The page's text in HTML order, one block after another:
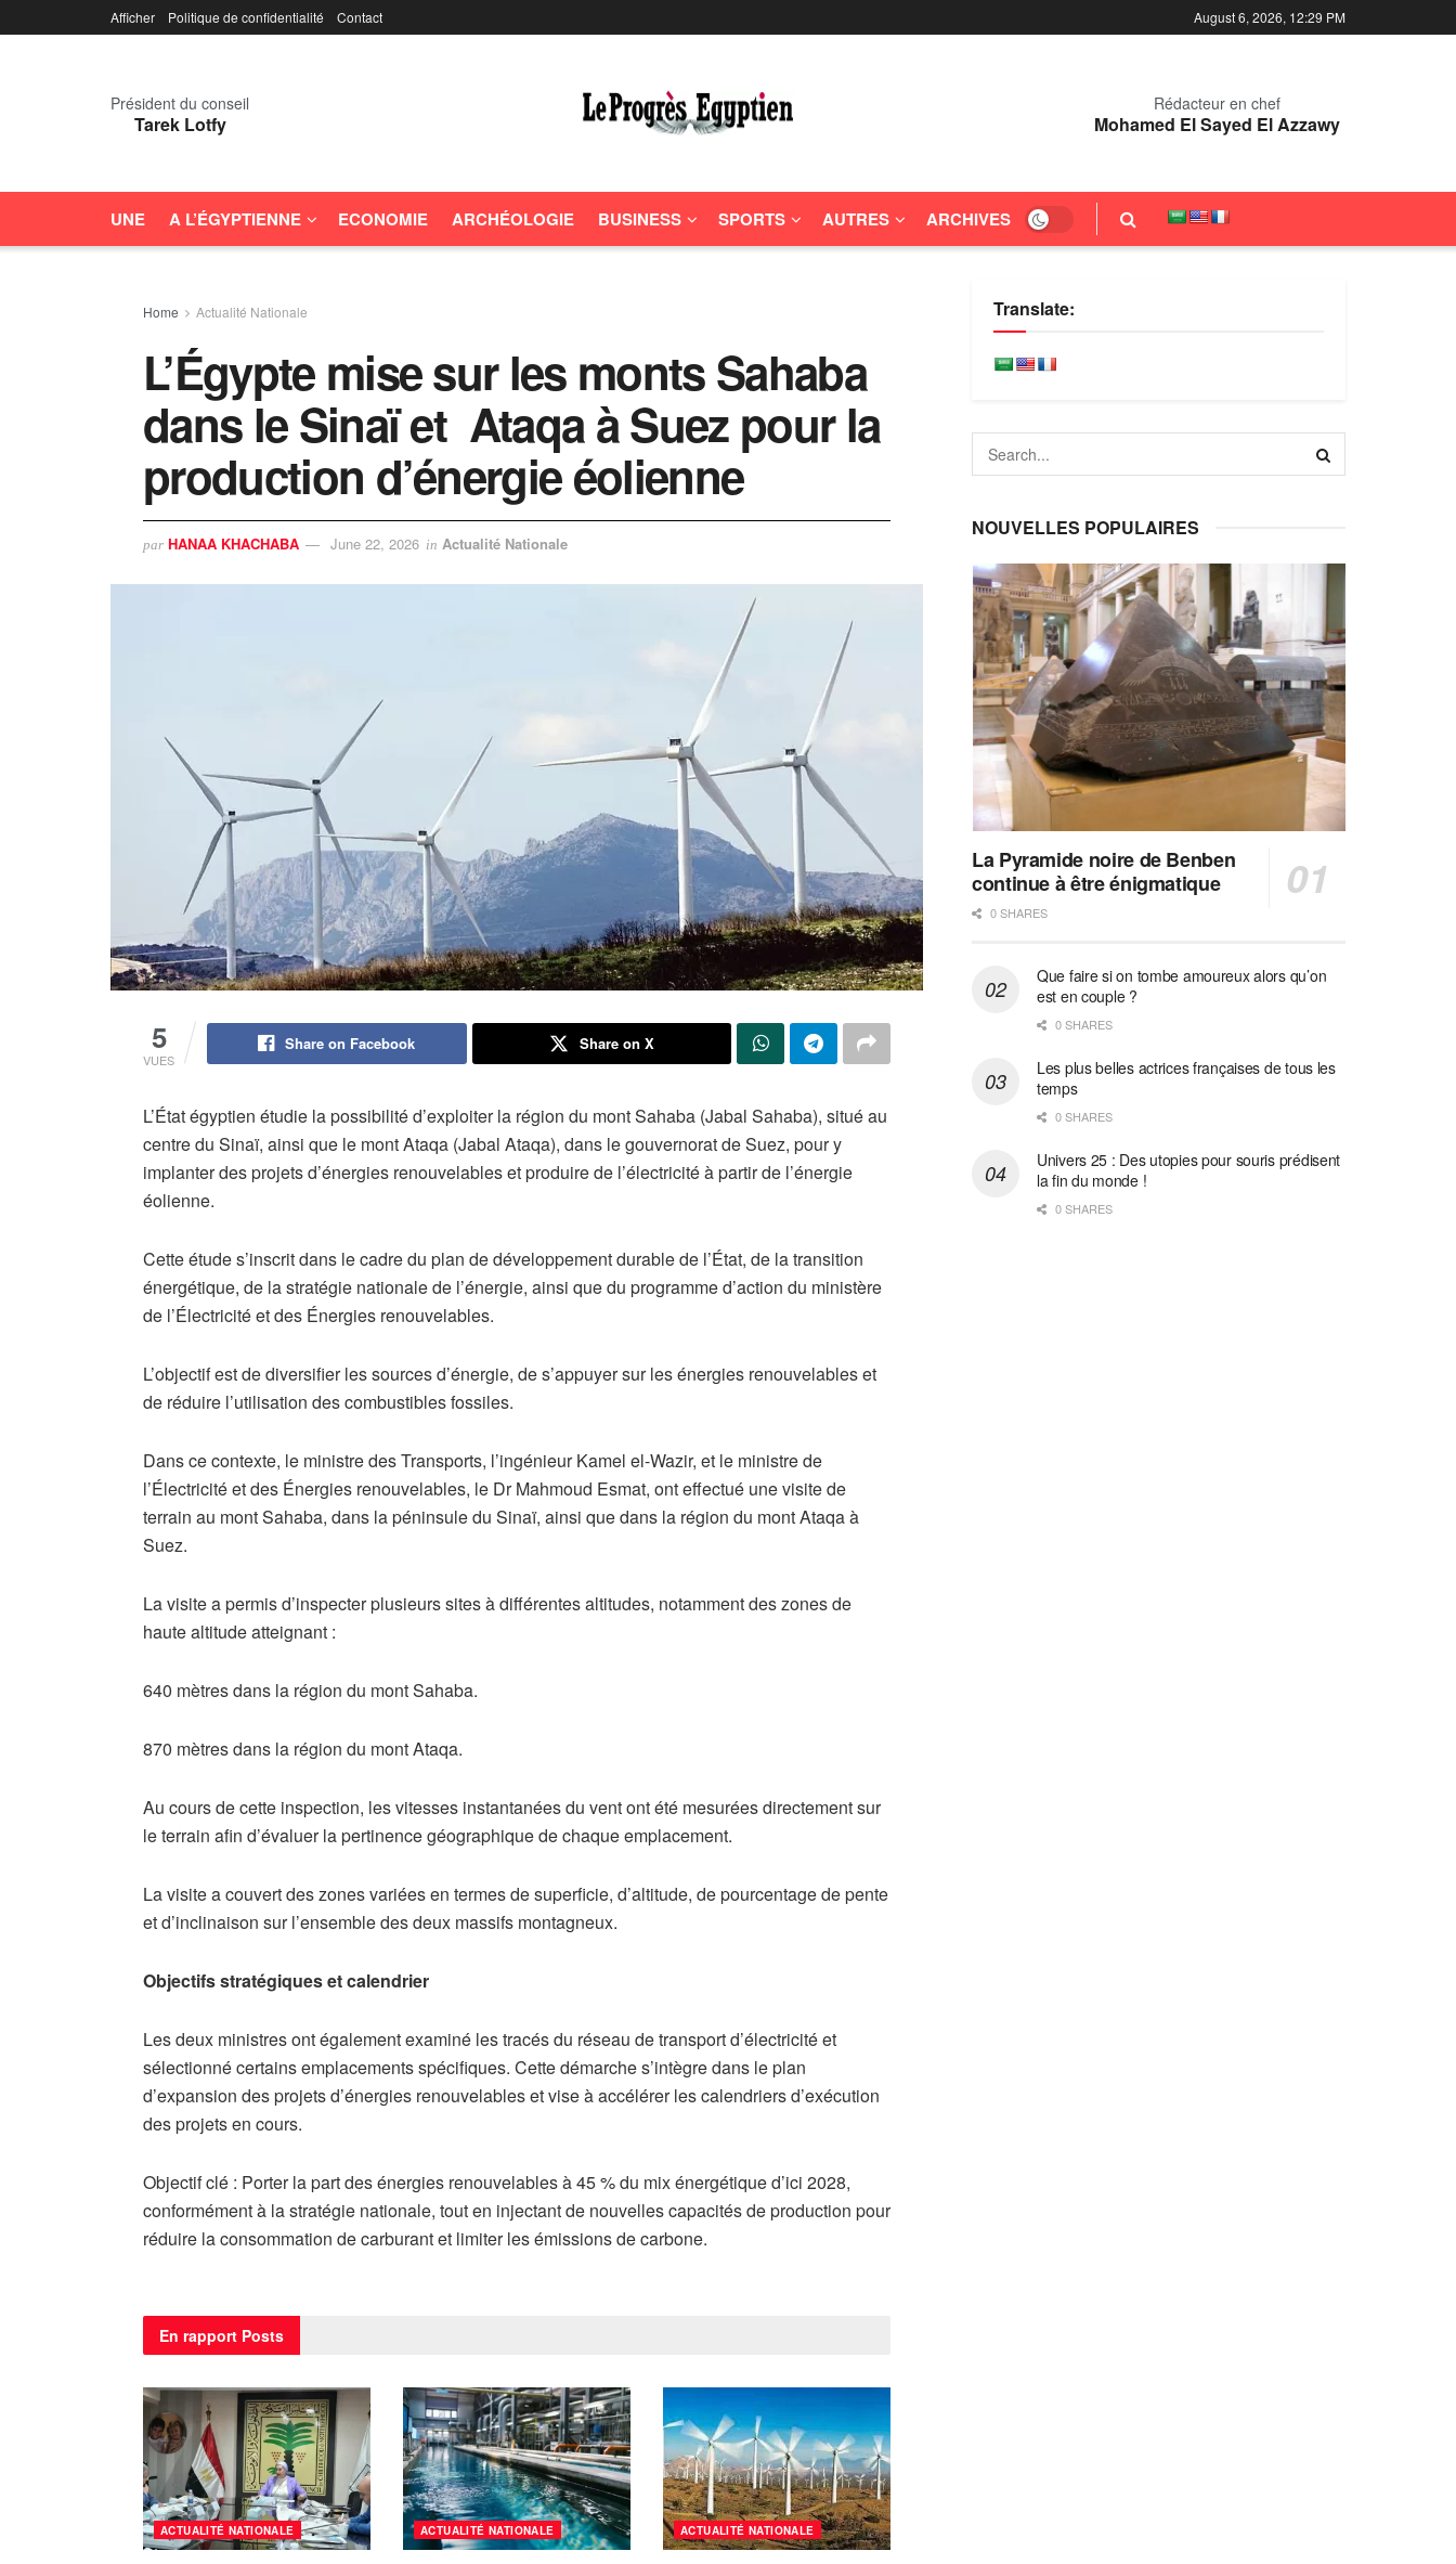
Afficher Politique de confidentialité Contact August 6, 2026, 12:29 PM
Président du conseil
Tarek Lotfy
Rédacteur en chef
Mohamed El Sayed El Azzawy
UNE A L’ÉGYPTIENNE ECONOMIE ARCHÉOLOGIE BUSINESS SPORTS AUTRES ARCHIVES
Home Actualité Nationale
L’Égypte mise sur les monts Sahaba
dans le Sinaï et Ataqa à Suez pour la
production d’énergie éolienne
par HANAA KHACHABA June 22, 2026 in Actualité Nationale
5
VUES
Share on Facebook Share on X
​L’État égyptien étudie la possibilité d’exploiter la région du mont Sahaba (Jabal Sahaba), situé au
centre du Sinaï, ainsi que le mont Ataqa (Jabal Ataqa), dans le gouvernorat de Suez, pour y
implanter des projets d’énergies renouvelables et produire de l’électricité à partir de l’énergie
éolienne.
​Cette étude s’inscrit dans le cadre du plan de développement durable de l’État, de la transition
énergétique, de la stratégie nationale de l’énergie, ainsi que du programme d’action du ministère
de l’Électricité et des Énergies renouvelables.
L’objectif est de diversifier les sources d’énergie, de s’appuyer sur les énergies renouvelables et
de réduire l’utilisation des combustibles fossiles.
​Dans ce contexte, le ministre des Transports, l’ingénieur Kamel el-Wazir, et le ministre de
l’Électricité et des Énergies renouvelables, le Dr Mahmoud Esmat, ont effectué une visite de
terrain au mont Sahaba, dans la péninsule du Sinaï, ainsi que dans la région du mont Ataqa à
Suez.
​La visite a permis d’inspecter plusieurs sites à différentes altitudes, notamment des zones de
haute altitude atteignant :
​640 mètres dans la région du mont Sahaba.
​870 mètres dans la région du mont Ataqa.
​Au cours de cette inspection, les vitesses instantanées du vent ont été mesurées directement sur
le terrain afin d’évaluer la pertinence géographique de chaque emplacement.
La visite a couvert des zones variées en termes de superficie, d’altitude, de pourcentage de pente
et d’inclinaison sur l’ensemble des deux massifs montagneux.
​Objectifs stratégiques et calendrier
​Les deux ministres ont également examiné les tracés du réseau de transport d’électricité et
sélectionné certains emplacements spécifiques. Cette démarche s’intègre dans le plan
d’expansion des projets d’énergies renouvelables et vise à accélérer les calendriers d’exécution
des projets en cours.
​Objectif clé : Porter la part des énergies renouvelables à 45 % du mix énergétique d’ici 2028,
conformément à la stratégie nationale, tout en injectant de nouvelles capacités de production pour
réduire la consommation de carburant et limiter les émissions de carbone.
En rapport Posts
ACTUALITÉ NATIONALE ACTUALITÉ NATIONALE ACTUALITÉ NATIONALE
Translate:
NOUVELLES POPULAIRES
La Pyramide noire de Benben
continue à être énigmatique
0 SHARES
Que faire si on tombe amoureux alors qu’on
est en couple ?
0 SHARES
Les plus belles actrices françaises de tous les
temps
0 SHARES
Univers 25 : Des utopies pour souris prédisent
la fin du monde !
0 SHARES